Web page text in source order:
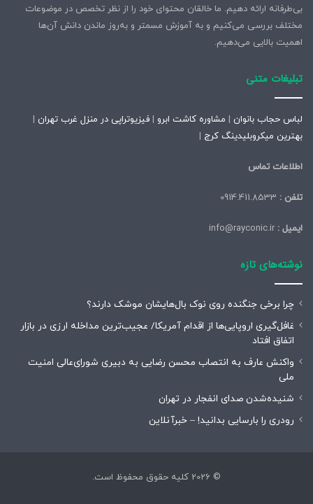
بی‌طرفانه ارائه دهیم. ما خالقان محتوای خود را از نظر تخصص در موضوعات
مختلف بررسی می‌کنیم و به آموزش مسمتر و به‌روز ماندن دانش آن‌ها
اهمیت بالایی می‌دهیم.
تبلیغات متنی
لباس حجاب بانوان | مشاوره کاشت ابرو | فیزیوتراپی در منزل غرب تهران |
بهترین میکروبلیدینگ کرج |
اطلاعات تماس
تلفن :
ایمیل :
نوشته‌های تازه
چرا برخی جنگنده روی نوک بال‌هایشان موشک‌ دارند؟
غافل‌گیری اروپایی‌ها از اقدام آمریکا/ عجیب‌ترین مداخله ارزی در بازار
اتفاق افتاد
واکنش عارف به انتصاب محسن رضایی به دبیری شورای‌عالی امنیت
ملی
شنیده‌شدن صدای انفجار در تهران
رودری را بارسایی بدانید! – خبرآنلاین
© 2026 کلیه حقوق محفوظ است.